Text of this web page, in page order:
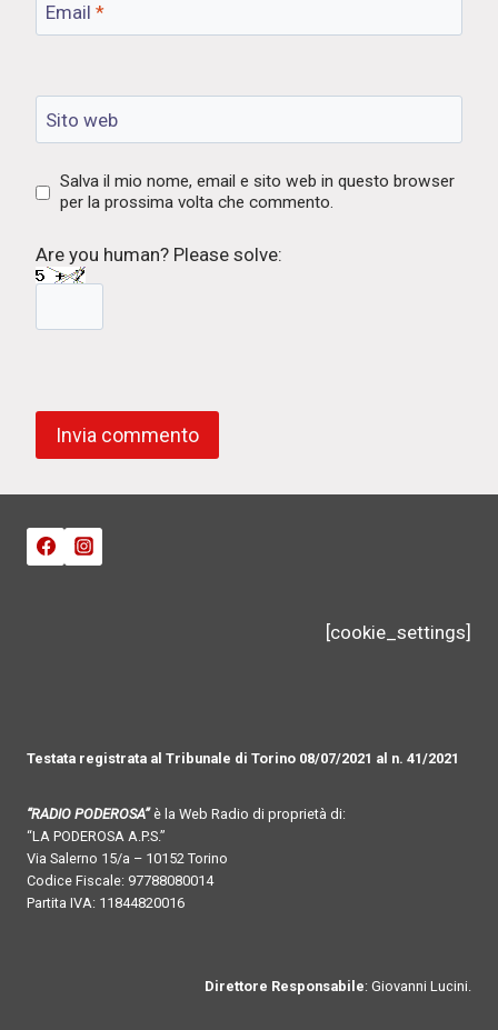
Email *
Sito web
Salva il mio nome, email e sito web in questo browser
per la prossima volta che commento.
Are you human? Please solve:
[cookie_settings]
Testata registrata al Tribunale di Torino 08/07/2021 al n. 41/2021
“RADIO PODEROSA”è la Web Radio di proprietà di:
“LA PODEROSA A.P.S.”
Via Salerno 15/a – 10152 Torino
Codice Fiscale: 97788080014
Partita IVA: 11844820016
Direttore Responsabile: Giovanni Lucini.